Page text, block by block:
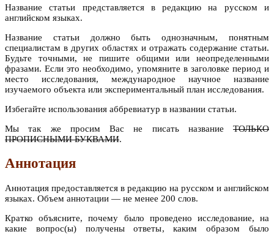
Название статьи представляется в редакцию на русском и
английском языках.
Название статьи должно быть однозначным, понятным
специалистам в других областях и отражать содержание статьи.
Будьте точными, не пишите общими или неопределенными
фразами. Если это необходимо, упомяните в заголовке период и
место исследования, международное научное название
изучаемого объекта или экспериментальный план исследования.
Избегайте использования аббревиатур в названии статьи.
Мы так же просим Вас не писать название ТОЛЬКО
ПРОПИСНЫМИ БУКВАМИ.
Аннотация
Аннотация предоставляется в редакцию на русском и английском
языках. Объем аннотации — не менее 200 слов.
Кратко объясните, почему было проведено исследование, на
какие вопрос(ы) получены ответы, каким образом было